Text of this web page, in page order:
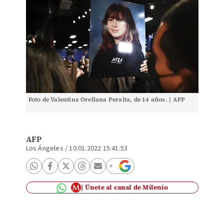
Foto de Valentina Orellana Peralta, de 14 años. | AFP
AFP
Los Ángeles /10.01.2022 15:41:53
Únete al canal de Milenio